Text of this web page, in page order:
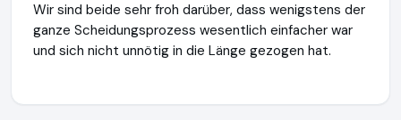
Wir sind beide sehr froh darüber, dass wenigstens der
ganze Scheidungsprozess wesentlich einfacher war
und sich nicht unnötig in die Länge gezogen hat.